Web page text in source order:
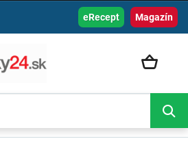
Magazín
eRecept